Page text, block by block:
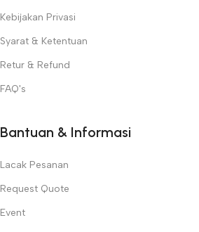
Kebijakan Privasi
Syarat & Ketentuan
Retur & Refund
FAQ's
Bantuan & Informasi
Lacak Pesanan
Request Quote
Event